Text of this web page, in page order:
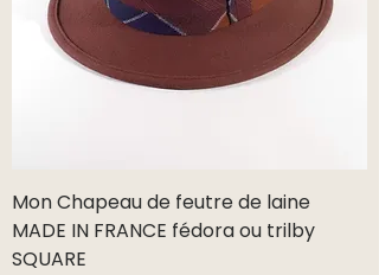
Mon Chapeau de feutre de laine
MADE IN FRANCE fédora ou trilby
SQUARE